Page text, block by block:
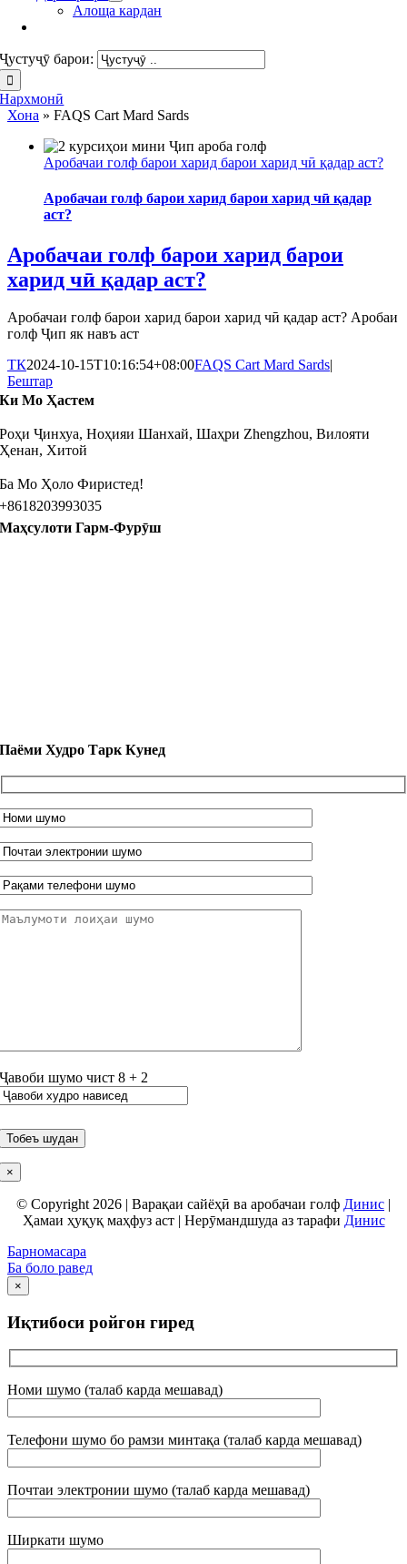
Алоща кардан
Ҷустуҷӯ барои:
Нархмонӣ
Хона » FAQS Cart Mard Sards
Аробачаи голф барои харид барои харид чӣ қадар аст?
Аробачаи голф барои харид барои харид чӣ қадар
аст?
Аробачаи голф барои харид барои
харид чӣ қадар аст?
Аробачаи голф барои харид барои харид чӣ қадар аст? Аробаи
голф Ҷип як навъ аст
ТК2024-10-15T10:16:54+08:00FAQS Cart Mard Sards|
Бештар
Ки Мо Ҳастем
Роҳи Ҷинхуа, Ноҳияи Шанхай, Шаҳри Zhengzhou, Вилояти
Ҳенан, Хитой
Ба Мо Ҳоло Фиристед!
+8618203993035
Маҳсулоти Гарм-Фурӯш
Паёми Худро Тарк Кунед
Ҷавоби шумо чист8 + 2
×
© Copyright 2026 | Варақаи сайёҳӣ ва аробачаи голф Динис |
Ҳамаи ҳуқуқ маҳфуз аст | Нерӯмандшуда аз тарафи Динис
Барномасара
Ба боло равед
×
Иқтибоси ройгон гиред
Номи шумо (талаб карда мешавад)
Телефони шумо бо рамзи минтақа (талаб карда мешавад)
Почтаи электронии шумо (талаб карда мешавад)
Ширкати шумо